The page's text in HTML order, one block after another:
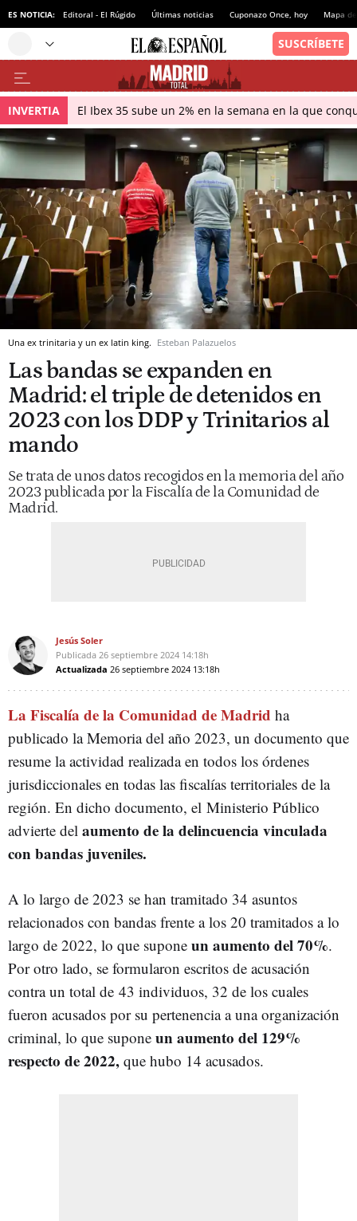
ES NOTICIA: Editoral - El Rúgido Últimas noticias Cuponazo Once, hoy Mapa
INVERTIA El Ibex 35 sube un 2% en la semana en la que
Una ex trinitaria y un ex latin king. Esteban Palazuelos
Las bandas se expanden en
Madrid: el triple de detenidos en
2023 con los DDP y Trinitarios al
mando
Se trata de unos datos recogidos en la memoria del año
2023 publicada por la Fiscalía de la Comunidad de
Madrid.
Jesús Soler
Publicada 26 septiembre 2024 14:18h
Actualizada 26 septiembre 2024 13:18h
La Fiscalía de la Comunidad de Madrid ha
publicado la Memoria del año 2023, un documento que
resume la actividad realizada en todos los órdenes
jurisdiccionales en todas las fiscalías territoriales de la
región. En dicho documento, el Ministerio Público
advierte del aumento de la delincuencia vinculada
con bandas juveniles.
A lo largo de 2023 se han tramitado 34 asuntos
relacionados con bandas frente a los 20 tramitados a lo
largo de 2022, lo que supone un aumento del 70%.
Por otro lado, se formularon escritos de acusación
contra un total de 43 individuos, 32 de los cuales
fueron acusados por su pertenencia a una organización
criminal, lo que supone un aumento del 129%
respecto de 2022, que hubo 14 acusados.